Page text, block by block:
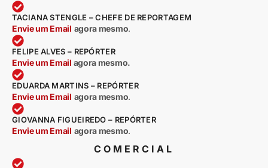
TACIANA STENGLE – CHEFE DE REPORTAGEM
Envie um Email agora mesmo.
FELIPE ALVES – REPÓRTER
Envie um Email agora mesmo.
EDUARDA MARTINS – REPÓRTER
Envie um Email agora mesmo.
GIOVANNA FIGUEIREDO – REPÓRTER
Envie um Email agora mesmo.
COMERCIAL